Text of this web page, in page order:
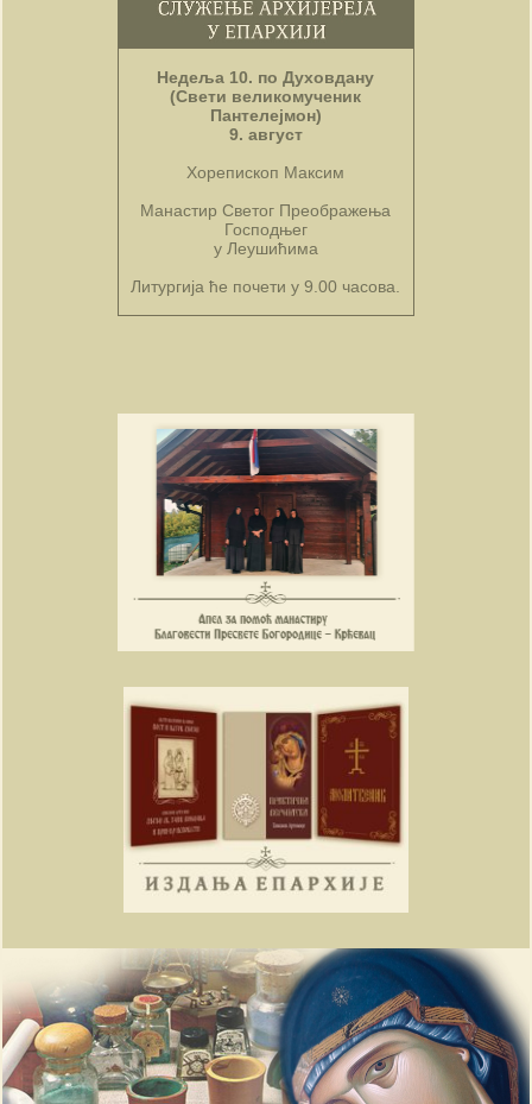
Недеља 10. по Духовдану
(Свети великомученик
Пантелејмон)
9. август
Хорепископ Максим
Манастир Светог Преображења
Господњег
у Леушићима
Литургија ће почети у 9.00 часова.